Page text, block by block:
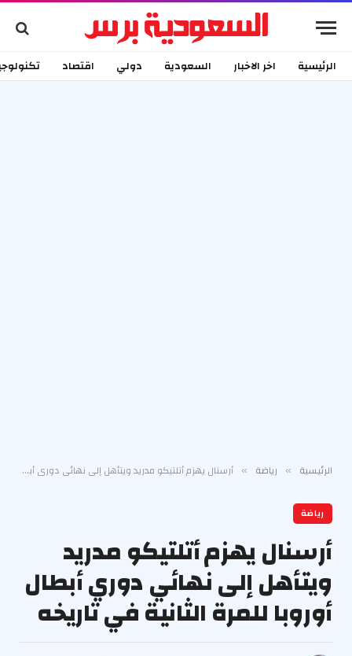
الرئيسية اخر الاخبار السعودية دولي اقتصاد
الرئيسية » رياضة » أرسنال يهزم أتلتيكو مدريد ويتأهل إلى نهائي دوري أبطال أوروبا للمرة الثانية في تاريخه
رياضة
أرسنال يهزم أتلتيكو مدريد
ويتأهل إلى نهائي دوري أبطال
أوروبا للمرة الثانية في تاريخه